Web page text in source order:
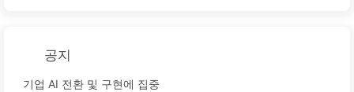
공지
기업 AI 전환 및 구현에 집중